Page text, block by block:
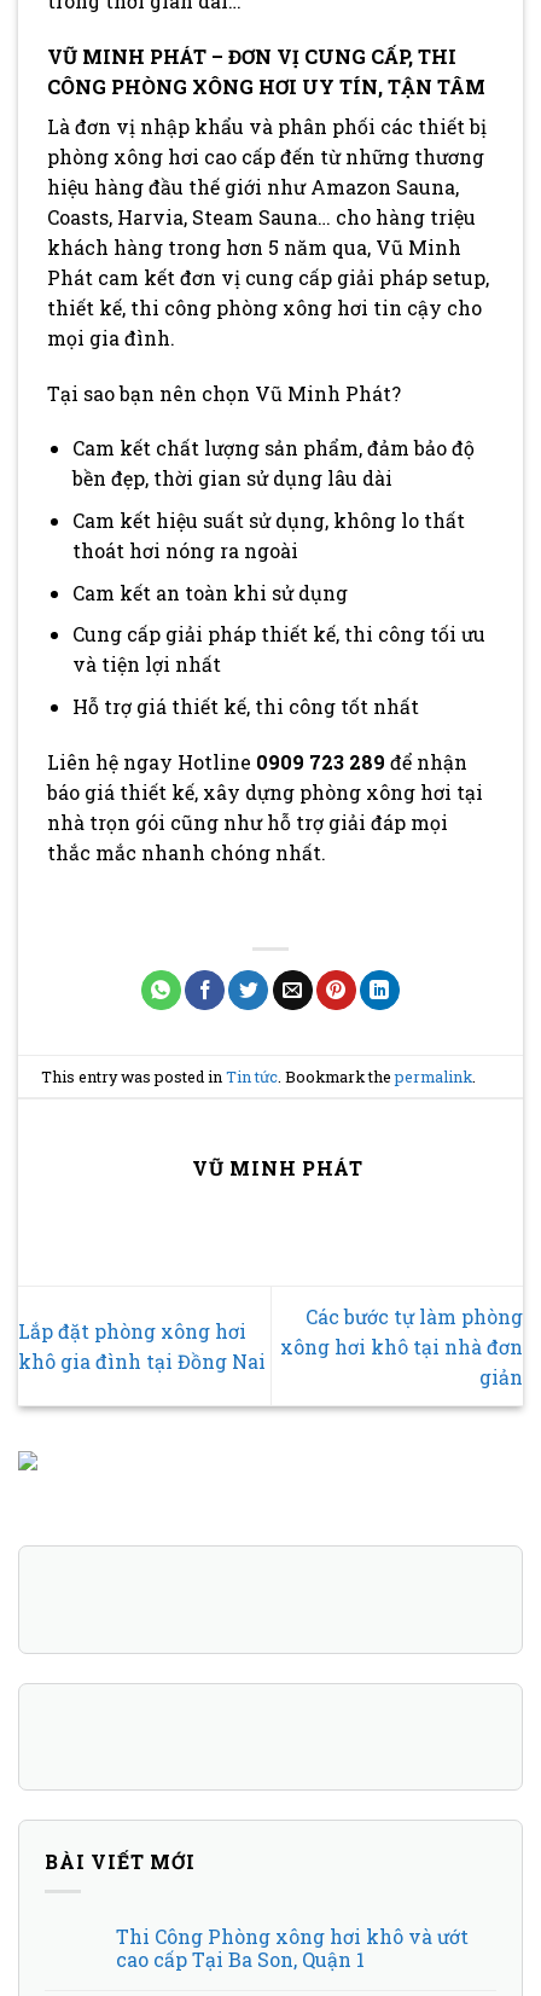
VŨ MINH PHÁT – ĐƠN VỊ CUNG CẤP, THI
CÔNG PHÒNG XÔNG HƠI UY TÍN, TẬN TÂM
Là đơn vị nhập khẩu và phân phối các thiết bị
phòng xông hơi cao cấp đến từ những thương
hiệu hàng đầu thế giới như Amazon Sauna,
Coasts, Harvia, Steam Sauna… cho hàng triệu
khách hàng trong hơn 5 năm qua, Vũ Minh
Phát cam kết đơn vị cung cấp giải pháp setup,
thiết kế, thi công phòng xông hơi tin cậy cho
mọi gia đình.
Tại sao bạn nên chọn Vũ Minh Phát?
Cam kết chất lượng sản phẩm, đảm bảo độ
bền đẹp, thời gian sử dụng lâu dài
Cam kết hiệu suất sử dụng, không lo thất
thoát hơi nóng ra ngoài
Cam kết an toàn khi sử dụng
Cung cấp giải pháp thiết kế, thi công tối ưu
và tiện lợi nhất
Hỗ trợ giá thiết kế, thi công tốt nhất
Liên hệ ngay Hotline 0909 723 289 để nhận
báo giá thiết kế, xây dựng phòng xông hơi tại
nhà trọn gói cũng như hỗ trợ giải đáp mọi
thắc mắc nhanh chóng nhất.
This entry was posted inTin tức . Bookmark thepermalink
VŨ MINH PHÁT
Lắp đặt phòng xông hơi
khô gia đình tại Đồng Nai
Các bước tự làm phòng
xông hơi khô tại nhà đơn
giản
BÀI VIẾT MỚI
Thi Công Phòng xông hơi khô và ướt
cao cấp Tại Ba Son, Quận 1